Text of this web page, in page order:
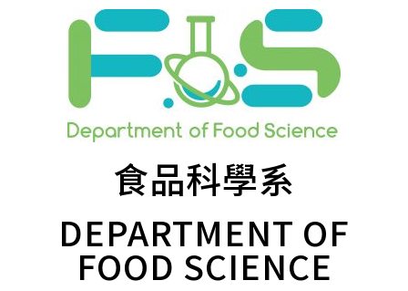
食品科學系
DEPARTMENT OF
FOOD SCIENCE